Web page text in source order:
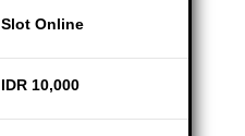
Slot Online
IDR 10,000